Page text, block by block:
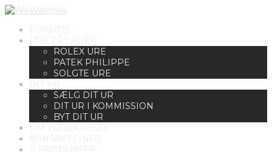
ROLEX URE
PATEK PHILIPPE
SOLGTE URE
SÆLG DIT UR
DIT UR I KOMMISSION
BYT DIT UR